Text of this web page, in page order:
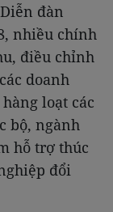
đàn
nhiều chính
điều chỉnh
doanh
loạt các
bộ, ngành
hỗ trợ thúc
đổi